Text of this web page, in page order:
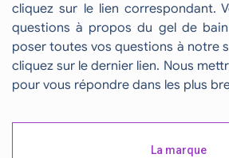
cliquez sur le lien correspondant.
questions à propos du gel de
poser toutes vos questions à notre
cliquez sur le dernier lien. Nous
pour vous répondre dans les plus
La marque